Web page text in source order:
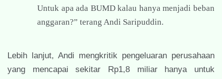
Untuk apa ada BUMD kalau hanya menjadi beban
anggaran?” terang Andi Saripuddin.
Lebih lanjut, Andi mengkritik pengeluaran perusahaan
yang mencapai sekitar Rp1,8 miliar hanya untuk